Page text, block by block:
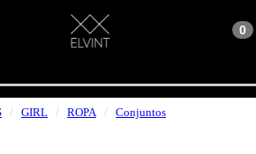
Toggle
0
A PARTIR DE 50€
GIRL ROPA Conjuntos